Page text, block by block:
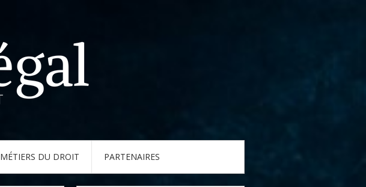
MÉTIERS DU DROIT PARTENAIRES